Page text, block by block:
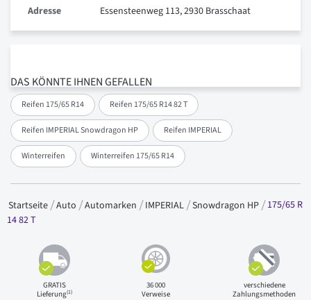
DAS KÖNNTE IHNEN GEFALLEN
Reifen 175/65 R14 Reifen 175/65 R14 82 T
Reifen IMPERIAL Snowdragon HP Reifen IMPERIAL
Winterreifen Winterreifen 175/65 R14
Adresse Essensteenweg 113, 2930 Brasschaat
Startseite Auto Automarken IMPERIAL Snowdragon HP
175/65 R
14 82 T
GRATIS
Lieferung(1)
36 000
Verweise
verschiedene
Zahlungsmethoden